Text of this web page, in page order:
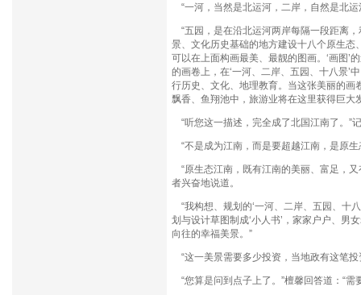
“一河，当然是北运河，二岸，自然是北
“五园，是在沿北运河两岸每隔一段距离
景、文化历史基础的地方建设十八个原生态
可以在上面构画最美、最靓的图画。‘画图’
的画卷上，在‘一河、二岸、五园、十八景’
行历史、文化、地理教育。当这张美丽的
飘香、鱼翔池中，旅游业将在这里获得巨大
“听您这一描述，完全成了北国江南了。”
“不是成为江南，而是要超越江南，是原
“原生态江南，既有江南的美丽、富足，
者兴奋地说道。
“我构想、规划的‘一河、二岸、五园、十
划与设计草图制成‘小人书’，家家户户、男
向往的幸福美景。”
“这一美景需要多少投资，当地政有这笔投
“您算是问到点子上了。”檀馨回答道：“